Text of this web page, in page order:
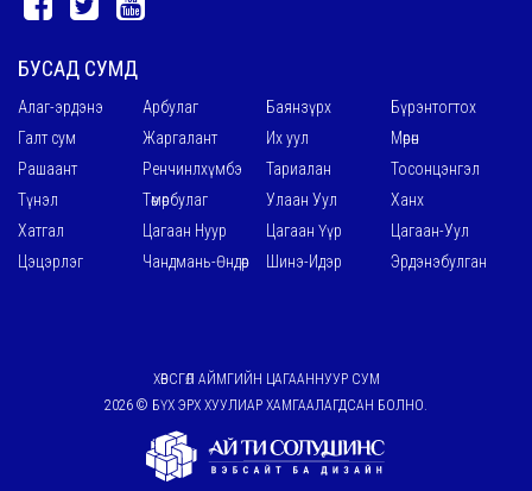
БУСАД СУМД
Алаг-эрдэнэ Арбулаг Баянзүрх
Бүрэнтогтох
Галт сум
Жаргалант Их уул
Мөрөн
Рашаант
Ренчинлхүмбэ Тариалан
Тосонцэнгэл
Түнэл
Төмөрбулаг Улаан Уул
Ханх
Хатгал
Цагаан Нуур Цагаан Үүр
Цагаан-Уул
Цэцэрлэг
Чандмань-Өндөр Шинэ-Идэр Эрдэнэбулган
ХӨВСГӨЛ АЙМГИЙН ЦАГААННУУР СУМ
2026 © БҮХ ЭРХ ХУУЛИАР ХАМГААЛАГДСАН БОЛНО.